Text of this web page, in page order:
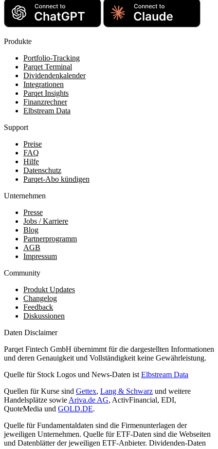
Produkte
Portfolio-Tracking
Parqet Terminal
Dividendenkalender
Integrationen
Parqet Insights
Finanzrechner
Elbstream Data
Support
Preise
FAQ
Hilfe
Datenschutz
Parqet-Abo kündigen
Unternehmen
Presse
Jobs / Karriere
Blog
Partnerprogramm
AGB
Impressum
Community
Produkt Updates
Changelog
Feedback
Diskussionen
Daten Disclaimer
Parqet Fintech GmbH übernimmt für die dargestellten Informationen
und deren Genauigkeit und Vollständigkeit keine Gewährleistung.
Quelle für Stock Logos und News-Daten ist Elbstream Data
Quellen für Kurse sind Gettex, Lang & Schwarz und weitere
Handelsplätze sowie Ariva.de AG, ActivFinancial, EDI,
QuoteMedia und GOLD.DE.
Quelle für Fundamentaldaten sind die Firmenunterlagen der
jeweiligen Unternehmen. Quelle für ETF-Daten sind die Webseiten
und Datenblätter der jeweiligen ETF-Anbieter. Dividenden-Daten